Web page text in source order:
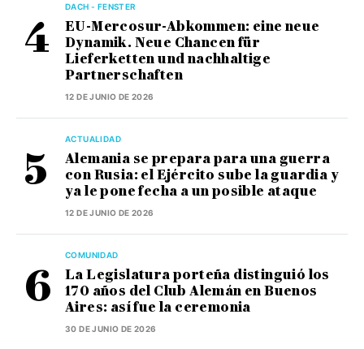
DACH - FENSTER
EU-Mercosur-Abkommen: eine neue
Dynamik. Neue Chancen für
Lieferketten und nachhaltige
Partnerschaften
12 DE JUNIO DE 2026
ACTUALIDAD
Alemania se prepara para una guerra
con Rusia: el Ejército sube la guardia y
ya le pone fecha a un posible ataque
12 DE JUNIO DE 2026
COMUNIDAD
La Legislatura porteña distinguió los
170 años del Club Alemán en Buenos
Aires: así fue la ceremonia
30 DE JUNIO DE 2026